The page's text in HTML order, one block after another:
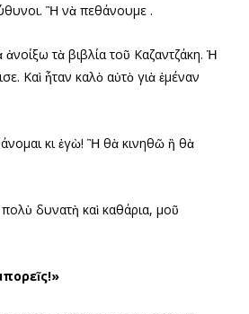
Ἢ νὰ πεθάνουμε .
τὰ βιβλία τοῦ Καζαντζάκη. Ἡ
Καὶ ἦταν καλὸ αὐτὸ γιὰ ἐμέναν
κι ἐγὼ! Ἢ θὰ κινηθῶ ἢ θὰ
δυνατὴ καὶ καθάρια, μοῦ